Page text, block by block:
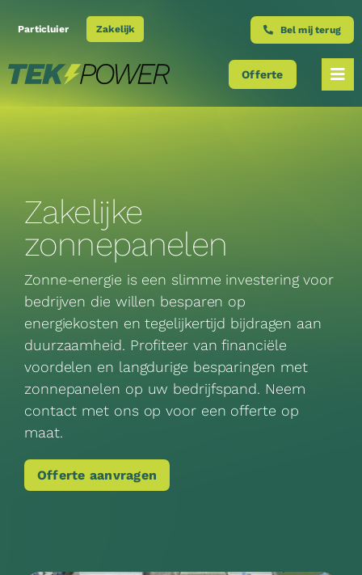
naarParticluier Zakelijk Bel mij terug
Laadpalen
Airco’s
Warmtepompen
Offerte
Zakelijke
zonnepanelen
Zonne-energie is een slimme investering voor
bedrijven die willen besparen op
energiekosten en tegelijkertijd bijdragen aan
duurzaamheid. Profiteer van financiële
voordelen en langdurige besparingen met
zonnepanelen op uw bedrijfspand. Neem
contact met ons op voor een offerte op
maat.
Offerte aanvragen